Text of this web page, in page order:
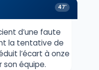
47'
d’une faute
la tentative de
l’écart à onze
son équipe.